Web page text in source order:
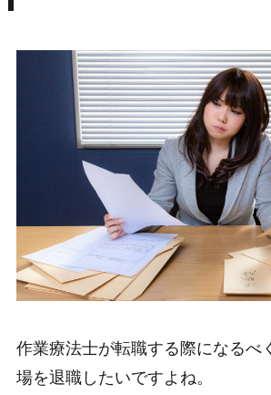
作業療法士が転職する際になるべ
場を退職したいですよね。